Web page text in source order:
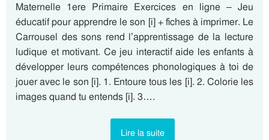
Maternelle 1ere Primaire Exercices en ligne – Jeu
éducatif pour apprendre le son [i] + fiches à imprimer. Le
Carrousel des sons rend l’apprentissage de la lecture
ludique et motivant. Ce jeu interactif aide les enfants à
développer leurs compétences phonologiques à toi de
jouer avec le son [i]. 1. Entoure tous les [i]. 2. Colorie les
images quand tu entends [i]. 3….
Lire la suite